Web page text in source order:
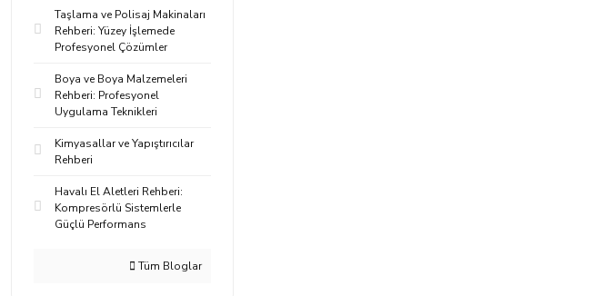
Taşlama ve Polisaj Makinaları
Rehberi: Yüzey İşlemede
Profesyonel Çözümler
Boya ve Boya Malzemeleri
Rehberi: Profesyonel
Uygulama Teknikleri
Kimyasallar ve Yapıştırıcılar
Rehberi
Havalı El Aletleri Rehberi:
Kompresörlü Sistemlerle
Güçlü Performans
Tüm Bloglar